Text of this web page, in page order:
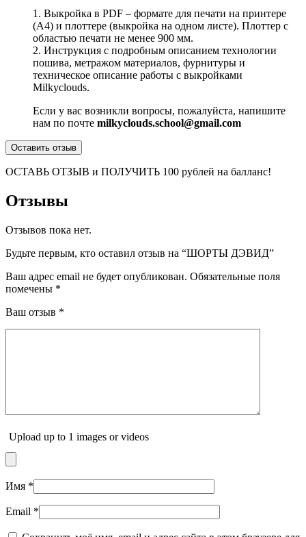
1. Выкройка в PDF – формате для печати на принтере
(А4) и плоттере (выкройка на одном листе). Плоттер с
областью печати не менее 900 мм.
2. Инструкция с подробным описанием технологии
пошива, метражом материалов, фурнитуры и
техническое описание работы с выкройками
Milkyclouds.
Если у вас возникли вопросы, пожалуйста, напишите
нам по почте milkyclouds.school@gmail.com
Оставить отзыв
ОСТАВЬ ОТЗЫВ и ПОЛУЧИТЬ 100 рублей на балланс!
Отзывы
Отзывов пока нет.
Будьте первым, кто оставил отзыв на “ШОРТЫ ДЭВИД”
Ваш адрес email не будет опубликован. Обязательные поля
помечены *
Ваш отзыв *
Upload up to 1 images or videos
Имя *
Email *